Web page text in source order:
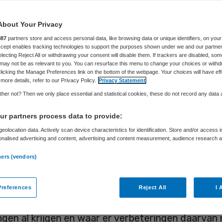
weten maar moeilijk de weg te vinden in het
zorgsysteem. Zorgverleners voelen zich op
toegerust om adequate zorg te verlenen
groep. Dat blijkt uit het rapport ‘Zorg,
voor nieuwkomende vluchtelingen: Wat is er
is gepubliceerd.
om een
te maken van de
al krijgen en waar er verbeteringen daarvan
Your Privacy
partners store and access personal data, like browsing data or unique identifiers, on your
enables tracking technologies to support the purposes shown under we and our
Reject All or withdrawing your consent will disable them. If trackers are disabled,
not be as relevant to you. You can resurface this menu to change your choices or
the Manage Preferences link on the bottom of the webpage. Your choices will have
details, refer to our Privacy Policy. Privacy Statement
not? Then we only place essential and statistical cookies, these do not record any data
partners process data to provide:
data. Actively scan device characteristics for identification. Store and/or access
advertising and content, advertising and content measurement, audience research
(vendors)
Reject All I